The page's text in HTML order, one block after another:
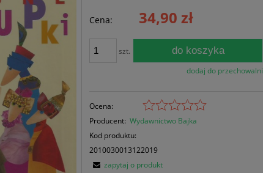
Cena: 34,90 zł
szt. do koszyka
dodaj do przechowalni
Ocena:
Producent: Wydawnictwo Bajka
Kod produktu:
2010030013122019
zapytaj o produkt